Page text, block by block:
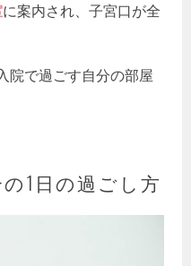
に案内され、子宮口が全
院で過ごす自分の部屋
1日の過ごし方